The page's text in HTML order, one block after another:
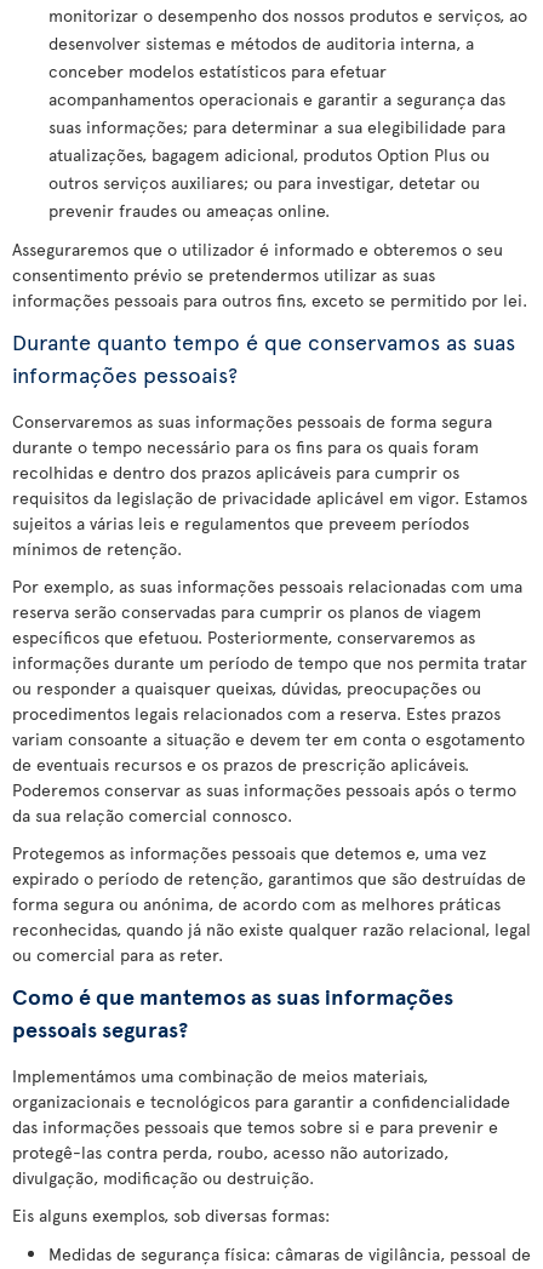
monitorizar o desempenho dos nossos produtos e serviços, ao
desenvolver sistemas e métodos de auditoria interna, a
conceber modelos estatísticos para efetuar
acompanhamentos operacionais e garantir a segurança das
suas informações; para determinar a sua elegibilidade para
atualizações, bagagem adicional, produtos Option Plus ou
outros serviços auxiliares; ou para investigar, detetar ou
prevenir fraudes ou ameaças online.
Asseguraremos que o utilizador é informado e obteremos o seu
consentimento prévio se pretendermos utilizar as suas
informações pessoais para outros fins, exceto se permitido por lei.
Durante quanto tempo é que conservamos as suas
informações pessoais?
Conservaremos as suas informações pessoais de forma segura
durante o tempo necessário para os fins para os quais foram
recolhidas e dentro dos prazos aplicáveis para cumprir os
requisitos da legislação de privacidade aplicável em vigor. Estamos
sujeitos a várias leis e regulamentos que preveem períodos
mínimos de retenção.
Por exemplo, as suas informações pessoais relacionadas com uma
reserva serão conservadas para cumprir os planos de viagem
específicos que efetuou. Posteriormente, conservaremos as
informações durante um período de tempo que nos permita tratar
ou responder a quaisquer queixas, dúvidas, preocupações ou
procedimentos legais relacionados com a reserva. Estes prazos
variam consoante a situação e devem ter em conta o esgotamento
de eventuais recursos e os prazos de prescrição aplicáveis.
Poderemos conservar as suas informações pessoais após o termo
da sua relação comercial connosco.
Protegemos as informações pessoais que detemos e, uma vez
expirado o período de retenção, garantimos que são destruídas de
forma segura ou anónima, de acordo com as melhores práticas
reconhecidas, quando já não existe qualquer razão relacional, legal
ou comercial para as reter.
Como é que mantemos as suas informações
pessoais seguras?
Implementámos uma combinação de meios materiais,
organizacionais e tecnológicos para garantir a confidencialidade
das informações pessoais que temos sobre si e para prevenir e
protegê-las contra perda, roubo, acesso não autorizado,
divulgação, modificação ou destruição.
Eis alguns exemplos, sob diversas formas:
Medidas de segurança física: câmaras de vigilância, pessoal de